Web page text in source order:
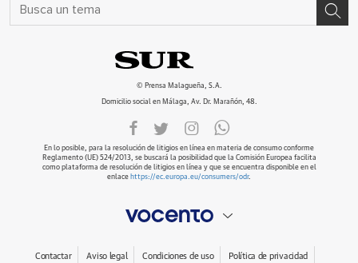
© Prensa Malagueña, S.A.
Domicilio social en Málaga, Av. Dr. Marañón, 48.
En lo posible, para la resolución de litigios en línea en materia de consumo conforme
Reglamento (UE) 524/2013, se buscará la posibilidad que la Comisión Europea facilita
como plataforma de resolución de litigios en línea y que se encuentra disponible en el
enlace https://ec.europa.eu/consumers/odr.
Contactar Aviso legal Condiciones de uso Política de privacidad